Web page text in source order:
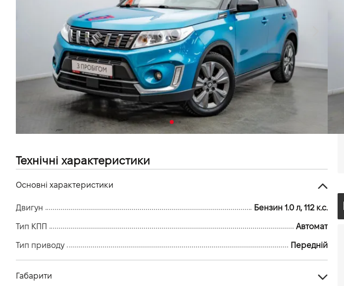
Технічні характеристики
Основні характеристики
Двигун Бензин 1.0 л, 112 к.с.
Тип КПП Автомат
Тип приводу Передній
Габарити
Вакансії
VIDI Кар'єра
Контакти
Підпишись на наш канал та слідкуй за
акціями, послугами та новинками